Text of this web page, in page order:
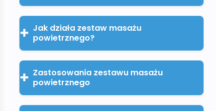
Jak działa zestaw masażu
powietrznego?
Zastosowania zestawu masażu
powietrznego